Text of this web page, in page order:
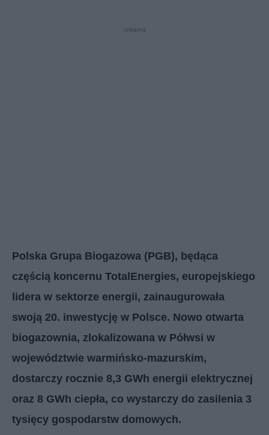
reklama
Polska Grupa Biogazowa (PGB), będąca
częścią koncernu TotalEnergies, europejskiego
lidera w sektorze energii, zainaugurowała
swoją 20. inwestycję w Polsce. Nowo otwarta
biogazownia, zlokalizowana w Półwsi w
województwie warmińsko-mazurskim,
dostarczy rocznie 8,3 GWh energii elektrycznej
oraz 8 GWh ciepła, co wystarczy do zasilenia 3
tysięcy gospodarstw domowych.